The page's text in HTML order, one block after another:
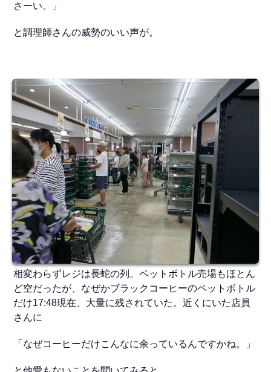
さーい。」
と調理師さんの威勢のいい声が。
相変わらずレジは長蛇の列。ペットボトル売場もほとん
ど空だったが、なぜかブラックコーヒーのペットボトル
だけ17:48現在、大量に残されていた。近くにいた店員
さんに
「なぜコーヒーだけこんなに余っているんですかね。」